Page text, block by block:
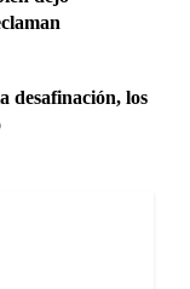
desafinación, los